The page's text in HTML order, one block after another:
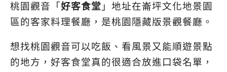
桃園觀音「好客食堂 」地址在崙坪文化地景園
區的客家料理餐廳，是桃園隱藏版景觀餐廳。
想找桃園觀音可以吃飯、看風景又能順遊景點
的地方，好客食堂真的很適合放進口袋名單，